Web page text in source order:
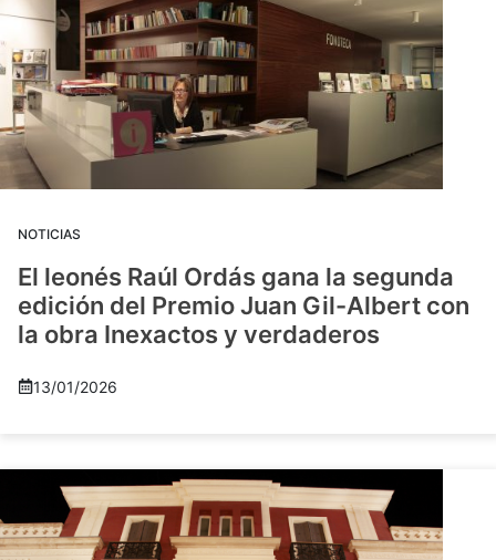
NOTICIAS
El leonés Raúl Ordás gana la segunda
edición del Premio Juan Gil-Albert con
la obra Inexactos y verdaderos
13/01/2026